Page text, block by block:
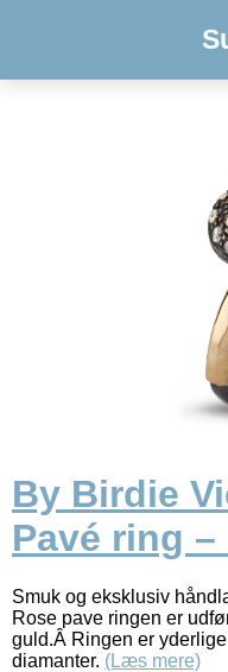
By Birdie
Pavé ring –
Smuk og eksklusiv
Rose pave ringen er
guld.Â Ringen er
diamanter. (Læs mere)